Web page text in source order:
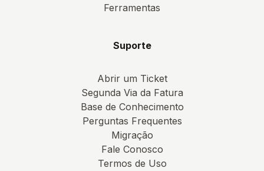
Ferramentas
Suporte
Abrir um Ticket
Segunda Via da Fatura
Base de Conhecimento
Perguntas Frequentes
Migração
Fale Conosco
Termos de Uso